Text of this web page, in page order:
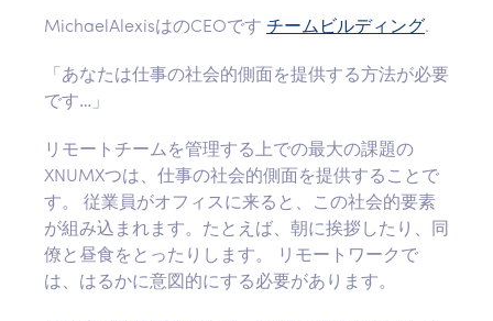
MichaelAlexisはのCEOです チームビルディング.
「あなたは仕事の社会的側面を提供する方法が必要
です…」
リモートチームを管理する上での最大の課題の
XNUMXつは、仕事の社会的側面を提供することで
す。 従業員がオフィスに来ると、この社会的要素
が組み込まれます。たとえば、朝に挨拶したり、同
僚と昼食をとったりします。 リモートワークで
は、はるかに意図的にする必要があります。